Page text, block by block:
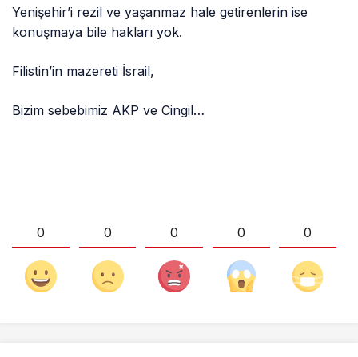
Yenişehir’i rezil ve yaşanmaz hale getirenlerin ise
konuşmaya bile hakları yok.
Filistin’in mazereti İsrail,
Bizim sebebimiz AKP ve Cingil…
0 0 0 0 0